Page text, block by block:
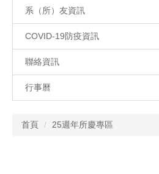
系（所）友資訊
COVID-19防疫資訊
聯絡資訊
行事曆
首頁 25週年所慶專區